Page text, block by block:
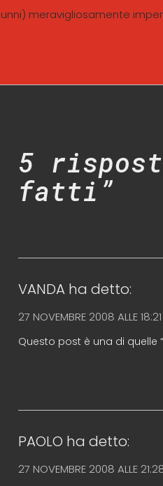
meravigliosamente
5
fatti”
VANDA ha detto:
27 NOVEMBRE 2008 ALLE 18:21
Questo post è una di quelle
PAOLO ha detto:
27 NOVEMBRE 2008 ALLE